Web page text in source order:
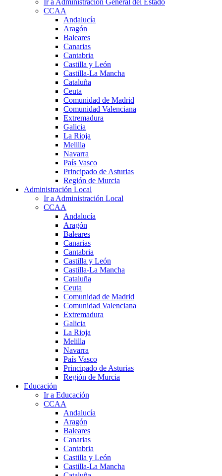
CCAA
Andalucía
Aragón
Baleares
Canarias
Cantabria
Castilla y León
Castilla-La Mancha
Cataluña
Ceuta
Comunidad de Madrid
Comunidad Valenciana
Extremadura
Galicia
La Rioja
Melilla
Navarra
País Vasco
Principado de Asturias
Región de Murcia
Administración Local
Ir a Administración Local
CCAA
Andalucía
Aragón
Baleares
Canarias
Cantabria
Castilla y León
Castilla-La Mancha
Cataluña
Ceuta
Comunidad de Madrid
Comunidad Valenciana
Extremadura
Galicia
La Rioja
Melilla
Navarra
País Vasco
Principado de Asturias
Región de Murcia
Educación
Ir a Educación
CCAA
Andalucía
Aragón
Baleares
Canarias
Cantabria
Castilla y León
Castilla-La Mancha